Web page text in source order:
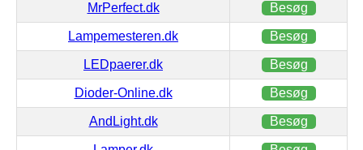
MrPerfect.dk Besøg
Lampemesteren.dk Besøg
LEDpaerer.dk Besøg
Dioder-Online.dk Besøg
AndLight.dk Besøg